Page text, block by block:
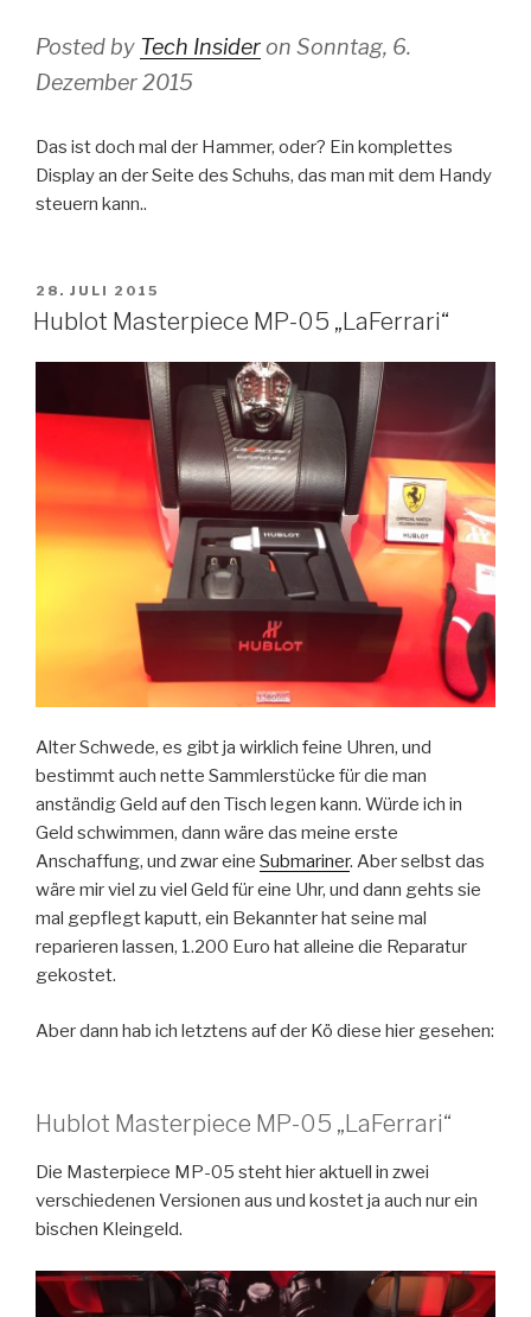
Posted by Tech Insideron Sonntag, 6.
Dezember 2015
Das ist doch mal der Hammer, oder? Ein komplettes
Display an der Seite des Schuhs, das man mit dem Handy
steuern kann..
VERÖFFENTLICHT
AM
28. JULI 2015
Hublot Masterpiece MP-05 „LaFerrari“
Alter Schwede, es gibt ja wirklich feine Uhren, und
bestimmt auch nette Sammlerstücke für die man
anständig Geld auf den Tisch legen kann. Würde ich in
Geld schwimmen, dann wäre das meine erste
Anschaffung, und zwar eine Submariner. Aber selbst das
wäre mir viel zu viel Geld für eine Uhr, und dann gehts sie
mal gepflegt kaputt, ein Bekannter hat seine mal
reparieren lassen, 1.200 Euro hat alleine die Reparatur
gekostet.
Aber dann hab ich letztens auf der Kö diese hier gesehen:
Hublot Masterpiece MP-05 „LaFerrari“
Die Masterpiece MP-05 steht hier aktuell in zwei
verschiedenen Versionen aus und kostet ja auch nur ein
bischen Kleingeld.